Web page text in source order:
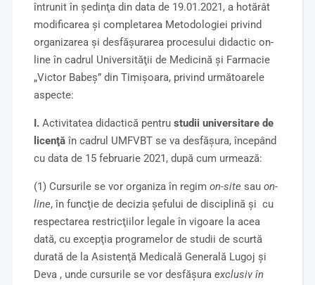
întrunit în şedinţa din data de 19.01.2021, a hotărât
modificarea şi completarea Metodologiei privind
organizarea şi desfăşurarea procesului didactic on-
line în cadrul Universităţii de Medicină şi Farmacie
„Victor Babeş” din Timişoara, privind următoarele
aspecte:
I.Activitatea didactică pentru studii universitare de
licenţăîn cadrul UMFVBT se va desfăşura, începând
cu data de 15 februarie 2021, după cum urmează:
(1) Cursurile se vor organiza în regim on-site sau on-
line, în funcţie de decizia şefului de disciplină şi cu
respectarea restricţiilor legale în vigoare la acea
dată, cu excepţia programelor de studii de scurtă
durată de la Asistenţă Medicală Generală Lugoj şi
Deva , unde cursurile se vor desfăşura exclusiv în